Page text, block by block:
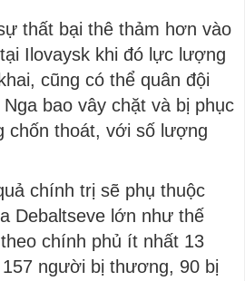
thất bại thê thảm hơn vào
Ilovaysk khi đó lực lượng
cũng có thể quân đội
bao vây chặt và bị phục
chốn thoát, với số lượng
chính trị sẽ phụ thuộc
Debaltseve lớn như thế
chính phủ ít nhất 13
người bị thương, 90 bị